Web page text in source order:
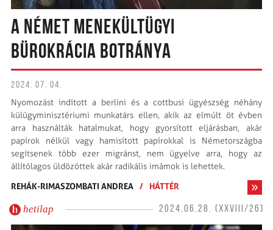
A NÉMET MENEKÜLTÜGYI
BÜROKRÁCIA BOTRÁNYA
2024. 07. 04.
Nyomozást indított a berlini és a cottbusi ügyészség néhány
külügyminisztériumi munkatárs ellen, akik az elmúlt öt évben
arra használták hatalmukat, hogy gyorsított eljárásban, akár
papírok nélkül vagy hamisított papírokkal is Németországba
segítsenek több ezer migránst, nem ügyelve arra, hogy az
állítólagos üldözöttek akár radikális imámok is lehettek.
REHÁK-RIMASZOMBATI ANDREA / HÁTTÉR
hetilap 2024.06.28. (XXVIII/26)